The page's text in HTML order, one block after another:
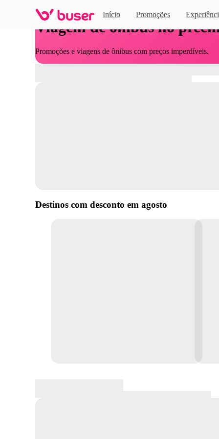
Início Promoções
Viagem de ônibus no
Promoções e viagens de ônibus com preços imperdíveis.
Destinos com desconto em agosto